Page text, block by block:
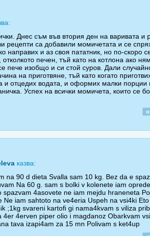
Днес съм във втория ден на варивата и
рецепти са добавили момичетата и се
направих и аз своя пататник, но по-скоро
печен, тъй като на котлона ако
пече изобщо и си стой суров. Дали
на приготвяне, тъй като когато
и отцедих водата, и оформих малки порции
Успех на всички момичета, които се
казва:
na 90 d dieta Svalla sam 10 kg. Bez da e
Na 60 g. sam s bolki v kolenete iam
spazvam 4asovete ne iam mejdu hraneneta
Ne iam sahtoto na ve4eria Uspeh na vsi4ki
;1kg svareni kartofi gi nama4kvam s viliza
4er 4erven piper olio i magdanoz Obarkvam
tava izapi4am za 15 mn Polivam s ket4up